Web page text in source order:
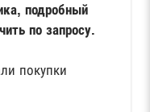
подробный
по запросу.
покупки